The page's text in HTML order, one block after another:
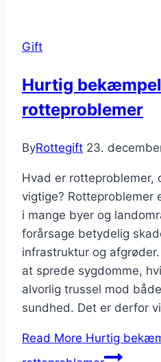
Gift
Hurtig
rotteproblemer
ByRottegift 23.
Hvad er rotteproblemer,
vigtige? Rotteproblemer
i mange byer og
forårsage betydelig
infrastruktur og
at sprede sygdomme,
alvorlig trussel mod
sundhed. Det er derfor
Read More Hurtig